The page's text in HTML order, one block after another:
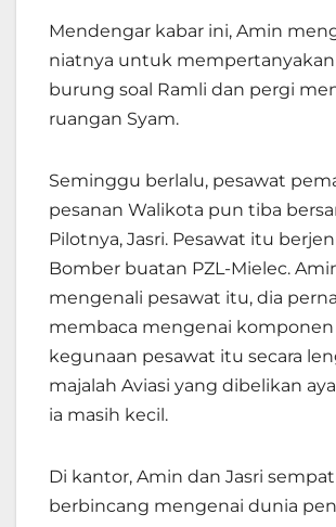
Mendengar kabar ini, Amin
niatnya untuk
burung soal Ramli dan pergi
ruangan Syam.
Seminggu berlalu, pesawat
pesanan Walikota pun tiba
Pilotnya, Jasri. Pesawat itu
Bomber buatan PZL-Mielec.
mengenali pesawat itu, dia
membaca mengenai
kegunaan pesawat itu secara
majalah Aviasi yang dibelikan
ia masih kecil.
Di kantor, Amin dan Jasri sempat
berbincang mengenai dunia